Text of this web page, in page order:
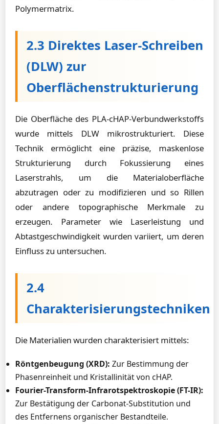
Polymermatrix.
2.3 Direktes Laser-Schreiben
(DLW) zur
Oberflächenstrukturierung
Die Oberfläche des PLA-cHAP-Verbundwerkstoffs
wurde mittels DLW mikrostrukturiert. Diese
Technik ermöglicht eine präzise, maskenlose
Strukturierung durch Fokussierung eines
Laserstrahls, um die Materialoberfläche
abzutragen oder zu modifizieren und so Rillen
oder andere topographische Merkmale zu
erzeugen. Parameter wie Laserleistung und
Abtastgeschwindigkeit wurden variiert, um deren
Einfluss zu untersuchen.
2.4
Charakterisierungstechniken
Die Materialien wurden charakterisiert mittels:
Röntgenbeugung (XRD): Zur Bestimmung der
Phasenreinheit und Kristallinität von cHAP.
Fourier-Transform-Infrarotspektroskopie (FT-IR):
Zur Bestätigung der Carbonat-Substitution und
des Entfernens organischer Bestandteile.